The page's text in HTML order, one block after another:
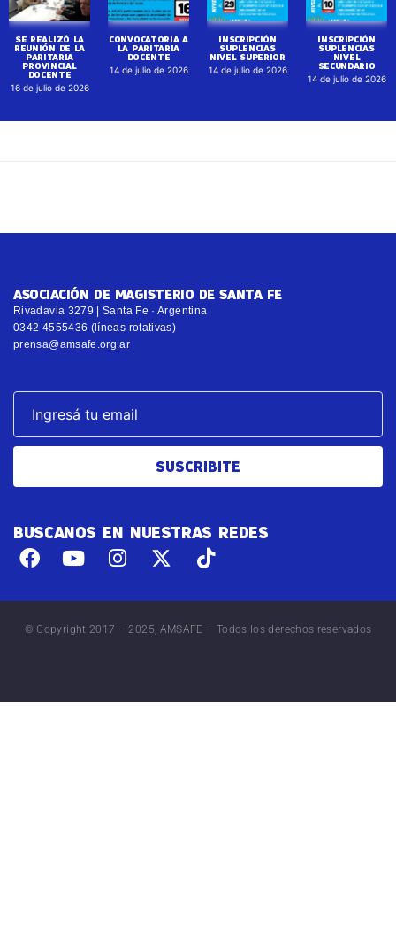
SE REALIZÓ LA
REUNIÓN DE LA
PARITARIA
PROVINCIAL
DOCENTE
16 de julio de 2026
CONVOCATORIA A
LA PARITARIA
DOCENTE
14 de julio de 2026
INSCRIPCIÓN
SUPLENCIAS
NIVEL SUPERIOR
14 de julio de 2026
INSCRIPCIÓN
SUPLENCIAS
NIVEL
SECUNDARIO
14 de julio de 2026
ASOCIACIÓN DE MAGISTERIO DE SANTA FE
Rivadavia 3279 | Santa Fe · Argentina
0342 4555436 (líneas rotativas)
prensa@amsafe.org.ar
SUSCRIBITE
BUSCANOS EN NUESTRAS REDES
© Copyright 2017 – 2025, AMSAFE – Todos los derechos reservados